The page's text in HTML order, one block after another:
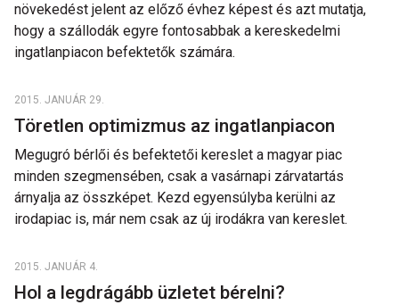
növekedést jelent az előző évhez képest és azt mutatja,
hogy a szállodák egyre fontosabbak a kereskedelmi
ingatlanpiacon befektetők számára.
2015. JANUÁR 29.
Töretlen optimizmus az ingatlanpiacon
Megugró bérlői és befektetői kereslet a magyar piac
minden szegmensében, csak a vasárnapi zárvatartás
árnyalja az összképet. Kezd egyensúlyba kerülni az
irodapiac is, már nem csak az új irodákra van kereslet.
2015. JANUÁR 4.
Hol a legdrágább üzletet bérelni?